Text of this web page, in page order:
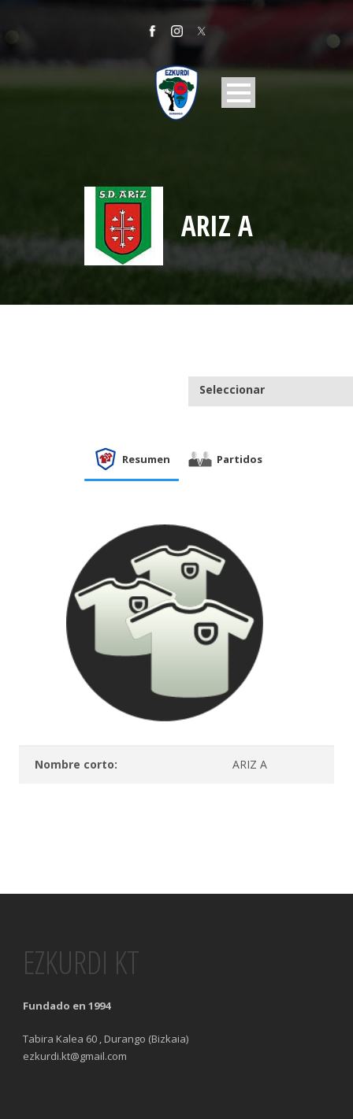
ARIZ A
Seleccionar
Resumen Partidos
Nombre corto: ARIZ A
EZKURDI KT
Fundado en 1994
Tabira Kalea 60 , Durango (Bizkaia)
ezkurdi.kt@gmail.com